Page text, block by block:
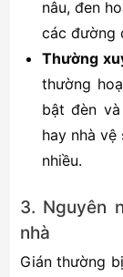
nâu, đen
các đường
Thường
thường
bật đèn
hay nhà
nhiều.
3. Nguyên
nhà
Gián thường